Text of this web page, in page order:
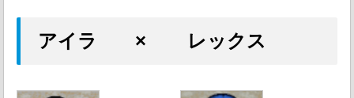
アイラ × レックス